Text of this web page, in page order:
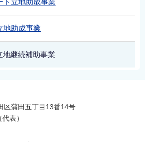
ト立地助成事業
地助成事業
地継続補助事業
区蒲田五丁目13番14号
表）